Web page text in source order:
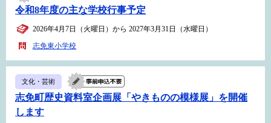
令和8年度の主な学校行事予定
2026年4月7日（火曜日）から 2027年3月31日（水曜日）
志免東小学校
文化・芸術
志免町歴史資料室企画展「やきものの模様展」を開催
します